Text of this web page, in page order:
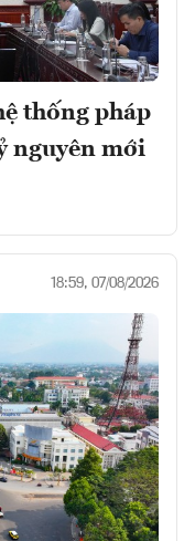
thống pháp
nguyên mới
18:59, 07/08/2026